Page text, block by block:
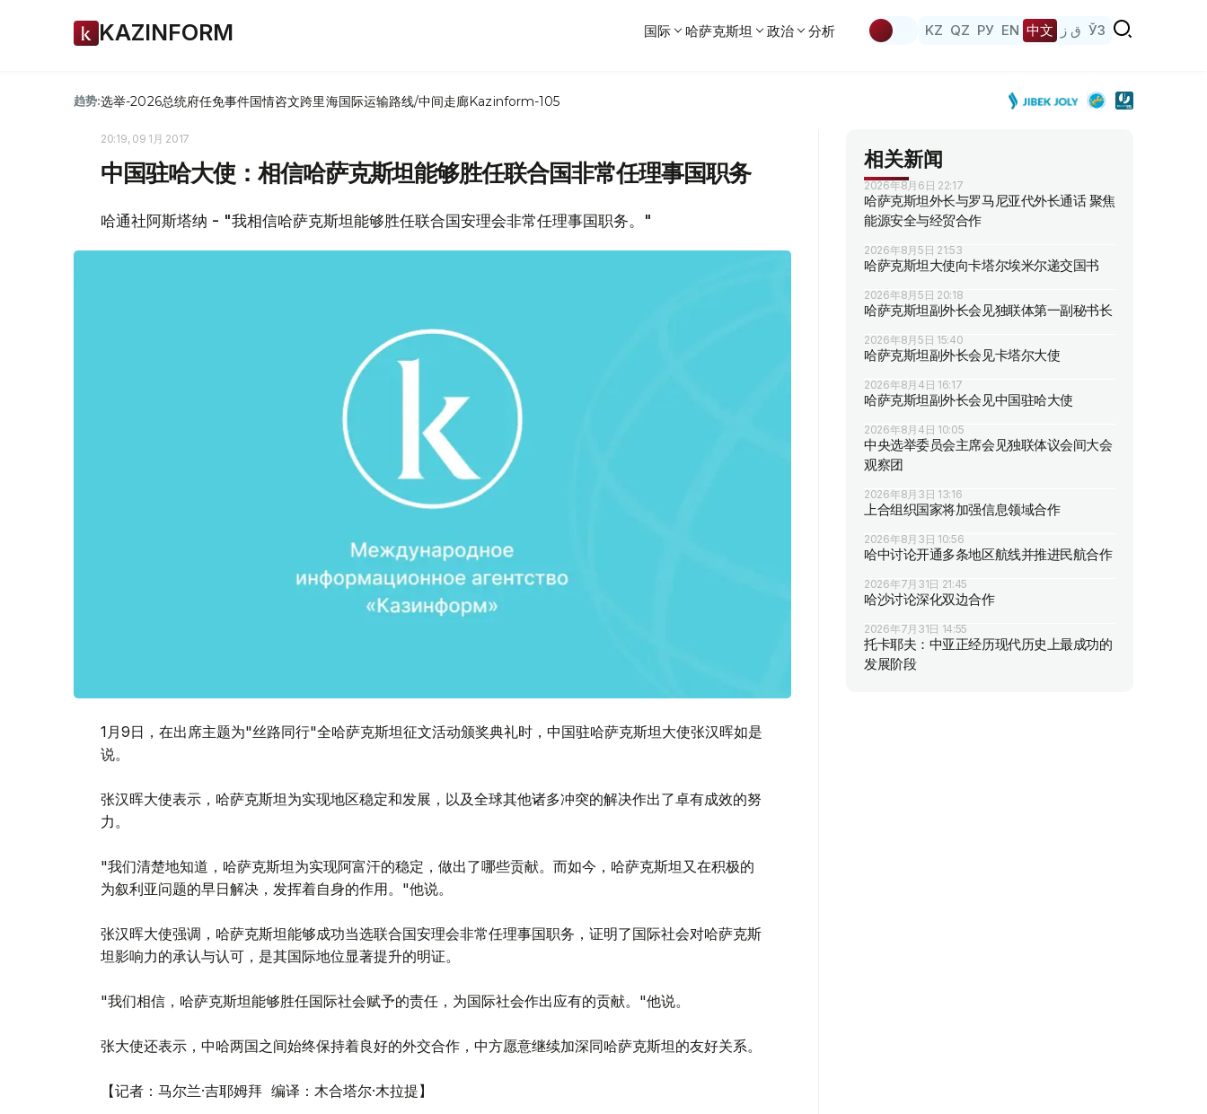
KAZINFORM 国际 哈萨克斯坦 政治 分析 KZ QZ РУ EN 中文 ق ز ЎЗ
趋势:选举-2026总统府任免事件国情咨文跨里海国际运输路线/中间走廊Kazinform-105
20:19, 09 1月 2017
中国驻哈大使：相信哈萨克斯坦能够胜任联合国非常任理事国职务
哈通社阿斯塔纳 - "我相信哈萨克斯坦能够胜任联合国安理会非常任理事国职务。"
1月9日，在出席主题为"丝路同行"全哈萨克斯坦征文活动颁奖典礼时，中国驻哈萨克斯坦大使张汉晖如是
说。
张汉晖大使表示，哈萨克斯坦为实现地区稳定和发展，以及全球其他诸多冲突的解决作出了卓有成效的努
力。
"我们清楚地知道，哈萨克斯坦为实现阿富汗的稳定，做出了哪些贡献。而如今，哈萨克斯坦又在积极的
为叙利亚问题的早日解决，发挥着自身的作用。"他说。
张汉晖大使强调，哈萨克斯坦能够成功当选联合国安理会非常任理事国职务，证明了国际社会对哈萨克斯
坦影响力的承认与认可，是其国际地位显著提升的明证。
"我们相信，哈萨克斯坦能够胜任国际社会赋予的责任，为国际社会作出应有的贡献。"他说。
张大使还表示，中哈两国之间始终保持着良好的外交合作，中方愿意继续加深同哈萨克斯坦的友好关系。
【记者：马尔兰·吉耶姆拜 编译：木合塔尔·木拉提】
相关新闻
2026年8月6日 22:17
哈萨克斯坦外长与罗马尼亚代外长通话 聚焦
能源安全与经贸合作
2026年8月5日 21:53
哈萨克斯坦大使向卡塔尔埃米尔递交国书
2026年8月5日 20:18
哈萨克斯坦副外长会见独联体第一副秘书长
2026年8月5日 15:40
哈萨克斯坦副外长会见卡塔尔大使
2026年8月4日 16:17
哈萨克斯坦副外长会见中国驻哈大使
2026年8月4日 10:05
中央选举委员会主席会见独联体议会间大会
观察团
2026年8月3日 13:16
上合组织国家将加强信息领域合作
2026年8月3日 10:56
哈中讨论开通多条地区航线并推进民航合作
2026年7月31日 21:45
哈沙讨论深化双边合作
2026年7月31日 14:55
托卡耶夫：中亚正经历现代历史上最成功的
发展阶段